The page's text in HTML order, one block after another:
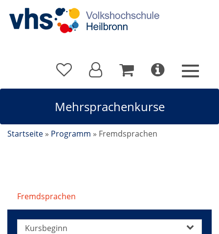
Mehrsprachenkurse
Startseite » Programm » Fremdsprachen
Fremdsprachen
Kursbeginn